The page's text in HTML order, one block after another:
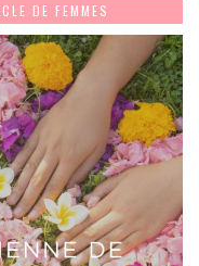
DE FEMMES